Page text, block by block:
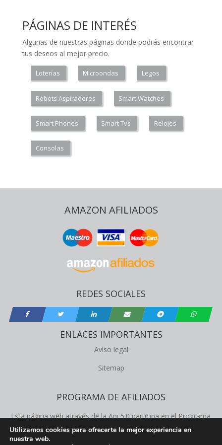
PÁGINAS DE INTERÉS
Algunas de nuestras páginas donde podrás encontrar
tus deseos al mejor precio.
Loterías Microondas Legos
Robots Aspiradores Smart Watches
Smart Phones Smart Tvs Relojes
Consolas
AMAZON AFILIADOS
REDES SOCIALES
ENLACES IMPORTANTES
Aviso legal
Sitemap
PROGRAMA DE AFILIADOS
Esta página web através de la Api 5.0 participa en el Programa
de Afiliados de Amazon Product Advertising, este programa
permite a los propietários de la web obtener comisiones de
Utilizamos cookies para ofrecerte la mejor experiencia en
nuestra web.